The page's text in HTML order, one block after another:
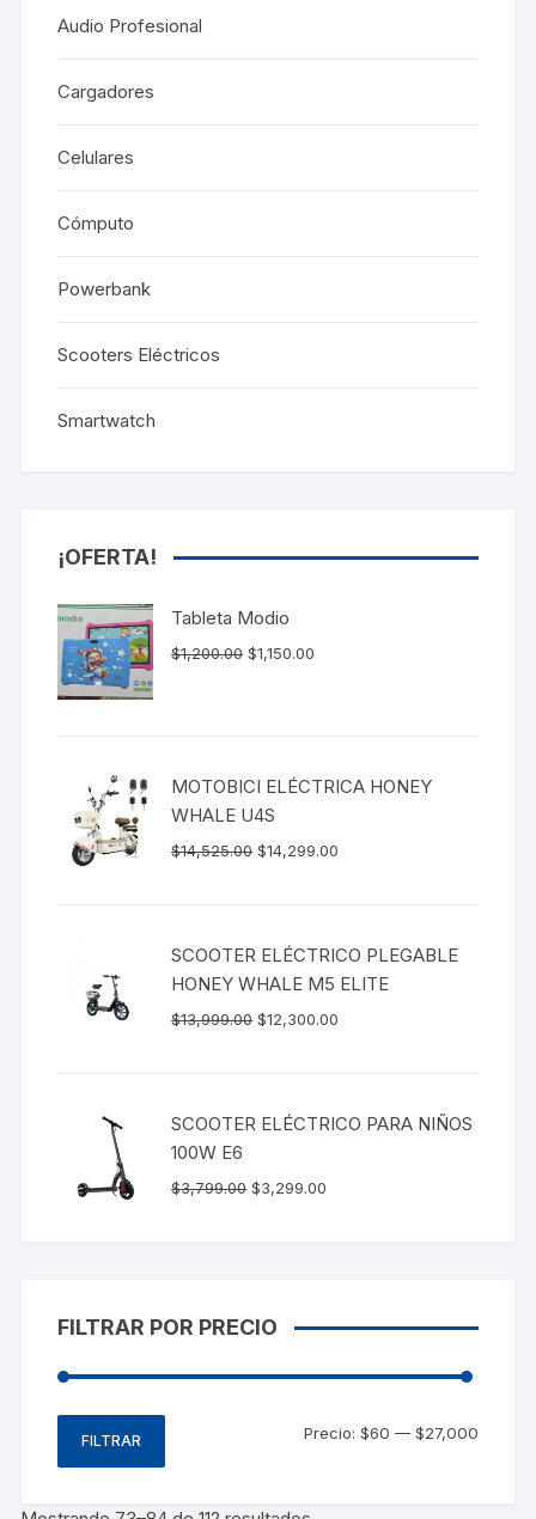
Audio Profesional
Cargadores
Celulares
Cómputo
Powerbank
Scooters Eléctricos
Smartwatch
¡OFERTA!
Tableta Modio
$1,200.00 $1,150.00
MOTOBICI ELÉCTRICA HONEY
WHALE U4S
$14,525.00 $14,299.00
SCOOTER ELÉCTRICO PLEGABLE
HONEY WHALE M5 ELITE
$13,999.00 $12,300.00
SCOOTER ELÉCTRICO PARA NIÑOS
100W E6
$3,799.00 $3,299.00
FILTRAR POR PRECIO
FILTRAR Precio: $60 — $27,000